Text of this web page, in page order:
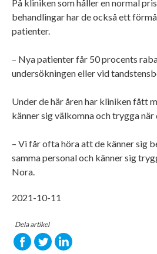
På kliniken som håller en normal
behandlingar har de också ett
patienter.
– Nya patienter får 50 procents
undersökningen eller vid
Under de här åren har kliniken fått
känner sig välkomna och trygga när
– Vi får ofta höra att de känner sig
samma personal och känner sig
Nora.
2021-10-11
Dela artikel